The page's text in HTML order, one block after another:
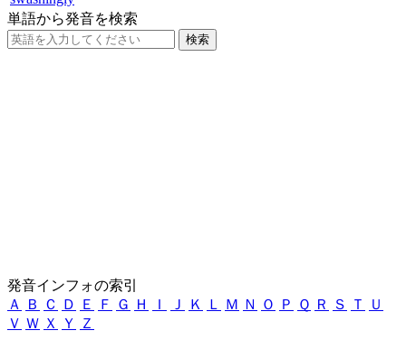
単語から発音を検索
発音インフォの索引
Ａ
Ｂ Ｃ Ｄ Ｅ Ｆ Ｇ Ｈ Ｉ Ｊ Ｋ Ｌ Ｍ Ｎ Ｏ Ｐ Ｑ Ｒ Ｓ Ｔ
Ｕ
Ｖ Ｗ Ｘ Ｙ Ｚ